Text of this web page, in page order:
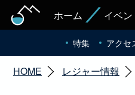
ホーム イベン
特集 アクセ
HOME レジャー情報